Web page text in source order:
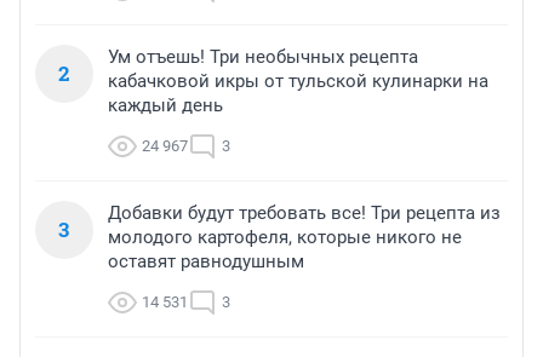
2
Ум отъешь! Три необычных рецепта
кабачковой икры от тульской кулинарки на
каждый день
24 967 3
3
Добавки будут требовать все! Три рецепта из
молодого картофеля, которые никого не
оставят равнодушным
14 531 3